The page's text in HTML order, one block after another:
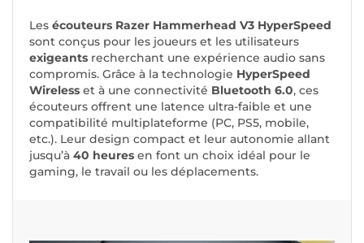
Les écouteurs Razer Hammerhead V3 HyperSpeed
sont conçus pour les joueurs et les utilisateurs
exigeants recherchant une expérience audio sans
compromis. Grâce à la technologie HyperSpeed
Wireless et à une connectivité Bluetooth 6.0, ces
écouteurs offrent une latence ultra-faible et une
compatibilité multiplateforme (PC, PS5, mobile,
etc.). Leur design compact et leur autonomie allant
jusqu’à 40 heures en font un choix idéal pour le
gaming, le travail ou les déplacements.